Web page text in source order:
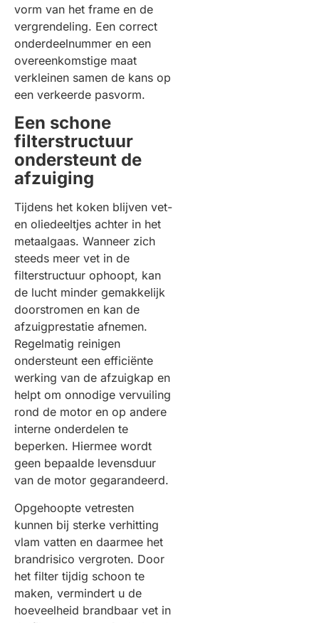
vorm van het frame en de
vergrendeling. Een correct
onderdeelnummer en een
overeenkomstige maat
verkleinen samen de kans op
een verkeerde pasvorm.
Een schone
filterstructuur
ondersteunt de
afzuiging
Tijdens het koken blijven vet-
en oliedeeltjes achter in het
metaalgaas. Wanneer zich
steeds meer vet in de
filterstructuur ophoopt, kan
de lucht minder gemakkelijk
doorstromen en kan de
afzuigprestatie afnemen.
Regelmatig reinigen
ondersteunt een efficiënte
werking van de afzuigkap en
helpt om onnodige vervuiling
rond de motor en op andere
interne onderdelen te
beperken. Hiermee wordt
geen bepaalde levensduur
van de motor gegarandeerd.
Opgehoopte vetresten
kunnen bij sterke verhitting
vlam vatten en daarmee het
brandrisico vergroten. Door
het filter tijdig schoon te
maken, vermindert u de
hoeveelheid brandbaar vet in